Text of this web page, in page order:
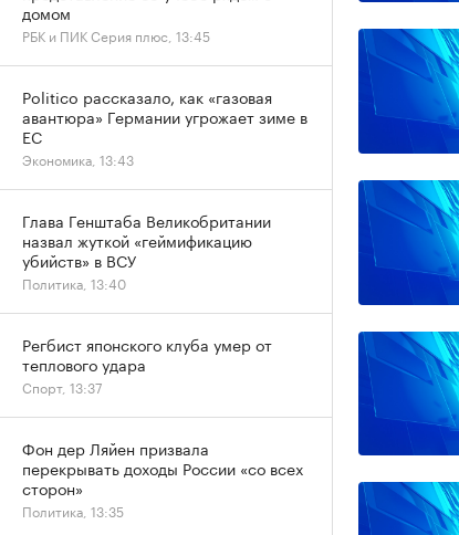
домом
РБК и ПИК Серия плюс, 13:45
Politico рассказало, как «газовая
авантюра» Германии угрожает зиме в
ЕС
Экономика, 13:43
Глава Генштаба Великобритании
назвал жуткой «геймификацию
убийств» в ВСУ
Политика, 13:40
Регбист японского клуба умер от
теплового удара
Спорт, 13:37
Фон дер Ляйен призвала
перекрывать доходы России «со всех
сторон»
Политика, 13:35